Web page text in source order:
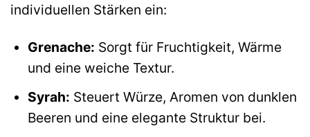
individuellen Stärken ein:
Grenache: Sorgt für Fruchtigkeit, Wärme
und eine weiche Textur.
Syrah: Steuert Würze, Aromen von dunklen
Beeren und eine elegante Struktur bei.